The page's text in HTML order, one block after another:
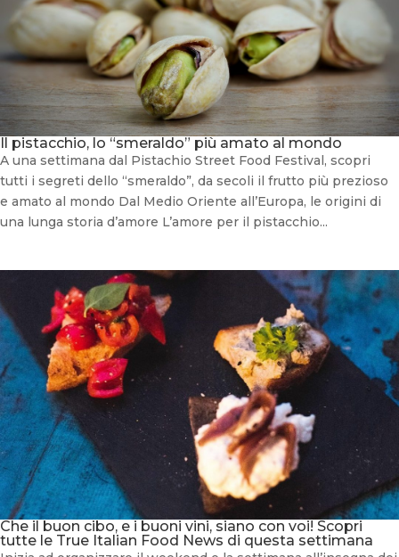
Il pistacchio, lo “smeraldo” più amato al mondo
A una settimana dal Pistachio Street Food Festival, scopri
tutti i segreti dello “smeraldo”, da secoli il frutto più prezioso
e amato al mondo Dal Medio Oriente all’Europa, le origini di
una lunga storia d’amore L’amore per il pistacchio...
Che il buon cibo, e i buoni vini, siano con voi! Scopri
tutte le True Italian Food News di questa settimana